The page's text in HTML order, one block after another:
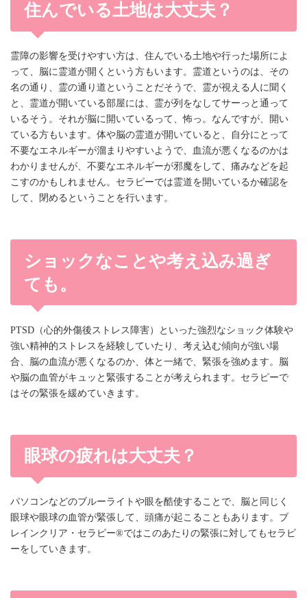
住んでいる土地は大丈夫？
霊障の影響を受けやすい方は、住んでいる土地や行った場所によ
って、脳に霊道が開くという方もいます。霊道というのは、その
名の通り、霊の通り道ということだそうで、霊が視える人に聞く
と、霊道が開いている部屋には、霊が列をなしてサーっと通って
いるそう。それが脳に開いているって、怖っ。なんですが、開い
ている方もいます。体や脳の霊道が開いていると、自分にとって
不要なエネルギーが溜まりやすいようで、血流が悪くなるのかは
わかりませんが、不要なエネルギーが邪魔をして、痛みなどを起
こすのかもしれません。セラピーでは霊道を開いているか確認を
して、閉めるということを行います。
ショックなことや考え込み過ぎ
ても。
PTSD（心的外傷後ストレス障害）といった強烈なショック体験や
強い精神的ストレスを経験していたり、考え込む傾向が強い場
合、脳の血流が悪くなるのか、体と一緒で、緊張を強めます。脳
や脳の血管がキュッと緊張することが考えられます。セラピーで
はその緊張を緩めていきます。
眼球の疲れは大丈夫？
パソコンなどのブルーライトや眼を酷使することで、脳と同じく
眼球や眼球の血管が緊張して、頭痛が起こることもあります。ブ
レインクリア・セラピー®ではこのあたりの緊張に対してもセラピ
ーをしていきます。